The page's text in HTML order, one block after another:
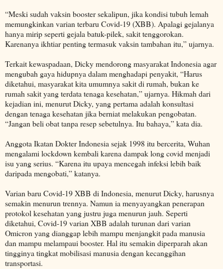
“Meski sudah vaksin booster sekalipun, jika kondisi tubuh lemah
memungkinkan varian terbaru Covid-19 (XBB). Apalagi gejalanya
hanya mirip seperti gejala batuk-pilek, sakit tenggorokan.
Karenanya ikhtiar penting termasuk vaksin tambahan itu,” ujarnya.
Terkait kewaspadaan, Dicky mendorong masyarakat Indonesia agar
mengubah gaya hidupnya dalam menghadapi penyakit, “Harus
diketahui, masyarakat kita umumnya sakit di rumah, bukan ke
rumah sakit yang terdata tenaga kesehatan,” ujarnya. Hikmah dari
kejadian ini, menurut Dicky, yang pertama adalah konsultasi
dengan tenaga kesehatan jika berniat melakukan pengobatan.
“Jangan beli obat tanpa resep sebetulnya. Itu bahaya,” kata dia.
Anggota Ikatan Dokter Indonesia sejak 1998 itu bercerita, Wuhan
mengalami lockdown kembali karena dampak long covid menjadi
isu yang serius. “Karena itu upaya mencegah infeksi lebih baik
daripada mengobati,” katanya.
Varian baru Covid-19 XBB di Indonesia, menurut Dicky, harusnya
semakin menurun trennya. Namun ia menyayangkan penerapan
protokol kesehatan yang justru juga menurun jauh. Seperti
diketahui, Covid-19 varian XBB adalah turunan dari varian
Omicron yang dianggap lebih mampu menjangkit pada manusia
dan mampu melampaui booster. Hal itu semakin diperparah akan
tingginya tingkat mobilisasi manusia dengan kecanggihan
transportasi.